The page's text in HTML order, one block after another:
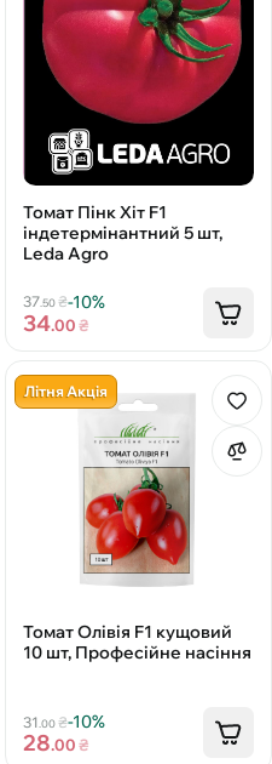
Томат Пінк Хіт F1
індетермінантний 5 шт,
Leda Agro
37.50 ₴-10%
34.00₴
Літня Акція
Томат Олівія F1 кущовий
10 шт, Професійне насіння
31 .00 ₴-10%
28.00₴